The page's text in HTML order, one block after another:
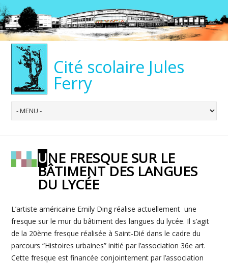
Cité scolaire Jules
Ferry
UNE FRESQUE SUR LE
BÂTIMENT DES LANGUES
DU LYCÉE
L’artiste américaine Emily Ding réalise actuellement une
fresque sur le mur du bâtiment des langues du lycée. Il s’agit
de la 20ème fresque réalisée à Saint-Dié dans le cadre du
parcours “Histoires urbaines” initié par l’association 36e art.
Cette fresque est financée conjointement par l’association